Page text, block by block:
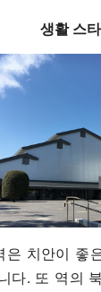
생활 스
은 치안이 좋
다. 또 역의